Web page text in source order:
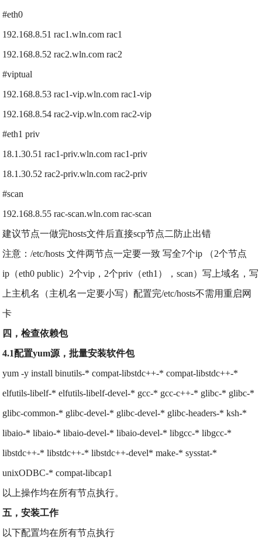
#eth0
192.168.8.51 rac1.wln.com rac1
192.168.8.52 rac2.wln.com rac2
#viptual
192.168.8.53 rac1-vip.wln.com rac1-vip
192.168.8.54 rac2-vip.wln.com rac2-vip
#eth1 priv
18.1.30.51 rac1-priv.wln.com rac1-priv
18.1.30.52 rac2-priv.wln.com rac2-priv
#scan
192.168.8.55 rac-scan.wln.com rac-scan
建议节点一做完hosts文件后直接scp节点二防止出错
注意：/etc/hosts 文件两节点一定要一致 写全7个ip （2个节点
ip（eth0 public）2个vip，2个priv（eth1），scan）写上域名，写
上主机名（主机名一定要小写）配置完/etc/hosts不需用重启网
卡
四，检查依赖包
4.1配置yum源，批量安装软件包
yum -y install binutils-* compat-libstdc++-* compat-libstdc++-*
elfutils-libelf-* elfutils-libelf-devel-* gcc-* gcc-c++-* glibc-* glibc-*
glibc-common-* glibc-devel-* glibc-devel-* glibc-headers-* ksh-*
libaio-* libaio-* libaio-devel-* libaio-devel-* libgcc-* libgcc-*
libstdc++-* libstdc++-* libstdc++-devel* make-* sysstat-*
unixODBC-* compat-libcap1
以上操作均在所有节点执行。
五，安装工作
以下配置均在所有节点执行